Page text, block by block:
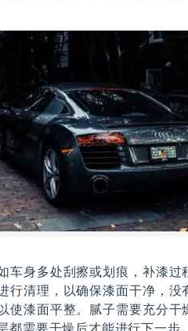
车身多处刮擦或划痕，补漆
行清理，以确保漆面干净，
使漆面平整。腻子需要充分